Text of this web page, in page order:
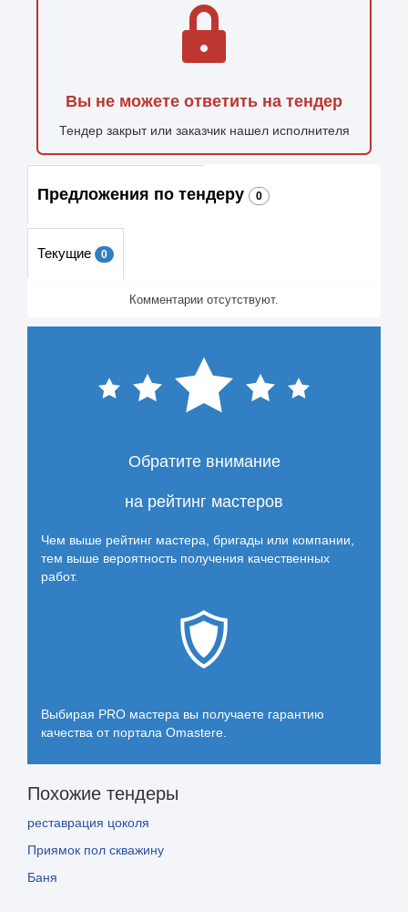
Вы не можете ответить на тендер
Тендер закрыт или заказчик нашел исполнителя
Предложения по тендеру 0
Текущие 0
Комментарии отсутствуют.
Обратите внимание
на рейтинг мастеров
Чем выше рейтинг мастера, бригады или компании,
тем выше вероятность получения качественных
работ.
Выбирая PRO мастера вы получаете гарантию
качества от портала Omastere.
Похожие тендеры
реставрация цоколя
Приямок пол скважину
Баня